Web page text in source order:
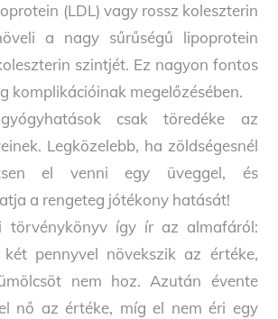
(LDL) vagy rossz koleszterin
a nagy sűrűségű lipoprotein
szintjét. Ez nagyon fontos
komplikációinak megelőzésében.
csak töredéke az
Legközelebb, ha zöldségesnél
el venni egy üveggel, és
a rengeteg jótékony hatását!
törvénykönyv így ír az almafáról:
pennyvel növekszik az értéke,
nem hoz. Azután évente
nő az értéke, míg el nem éri egy